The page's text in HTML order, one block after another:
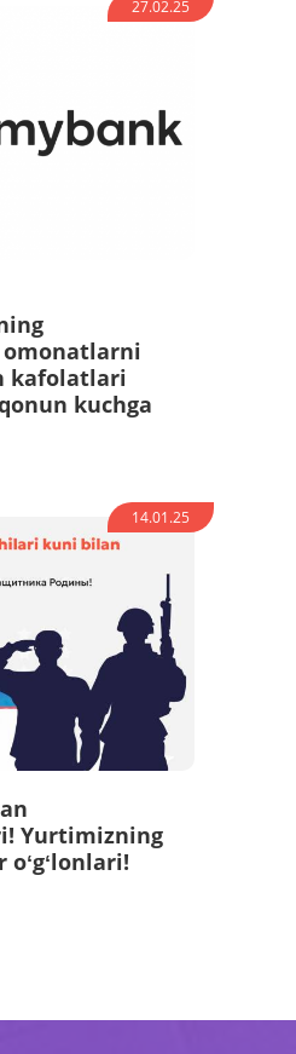
27.02.25
omonatlarni
kafolatlari
kuchga
14.01.25
Yurtimizning